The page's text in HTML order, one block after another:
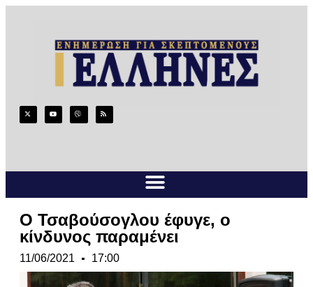
Ο Τσαβούσογλου έφυγε, ο
κίνδυνος παραμένει
11/06/2021 17:00